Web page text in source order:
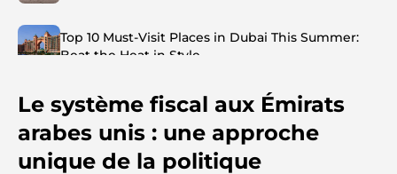
Top 10 Must-Visit Places in Dubai This Summer:
Beat the Heat in Style
Top 7 Busiest Airports in the World: Hub of Global
Travel
Abu Dhabi vs Dubai: A Practical Comparison for
Le système fiscal aux Émirats
arabes unis : une approche
unique de la politique